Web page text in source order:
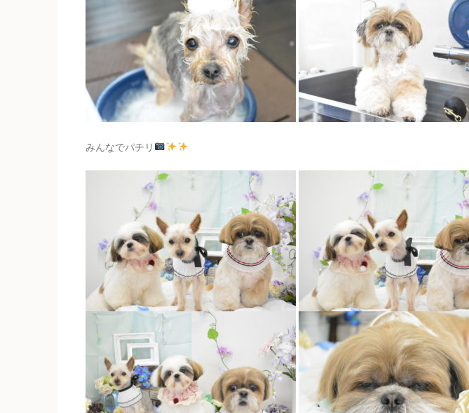
みんなでパチリ